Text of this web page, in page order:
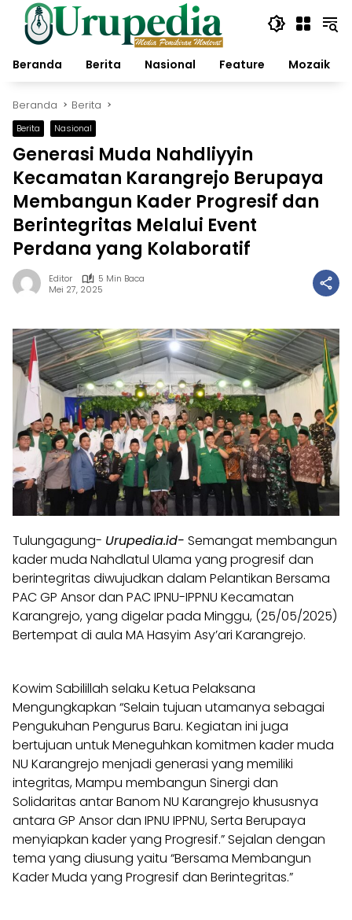
Langsung
konten
Beranda
Berita Nasional Feature Mozaik
Beranda Berita
Berita Nasional
Generasi Muda Nahdliyyin
Kecamatan Karangrejo Berupaya
Membangun Kader Progresif dan
Berintegritas Melalui Event
Perdana yang Kolaboratif
Editor
5 Min Baca
Mei 27, 2025
Tulungagung- Urupedia.id- Semangat membangun
kader muda Nahdlatul Ulama yang progresif dan
berintegritas diwujudkan dalam Pelantikan Bersama
PAC GP Ansor dan PAC IPNU-IPPNU Kecamatan
Karangrejo, yang digelar pada Minggu, (25/05/2025)
Bertempat di aula MA Hasyim Asy’ari Karangrejo.
Kowim Sabilillah selaku Ketua Pelaksana
Mengungkapkan “Selain tujuan utamanya sebagai
Pengukuhan Pengurus Baru. Kegiatan ini juga
bertujuan untuk Meneguhkan komitmen kader muda
NU Karangrejo menjadi generasi yang memiliki
integritas, Mampu membangun Sinergi dan
Solidaritas antar Banom NU Karangrejo khususnya
antara GP Ansor dan IPNU IPPNU, Serta Berupaya
menyiapkan kader yang Progresif.” Sejalan dengan
tema yang diusung yaitu “Bersama Membangun
Kader Muda yang Progresif dan Berintegritas.”